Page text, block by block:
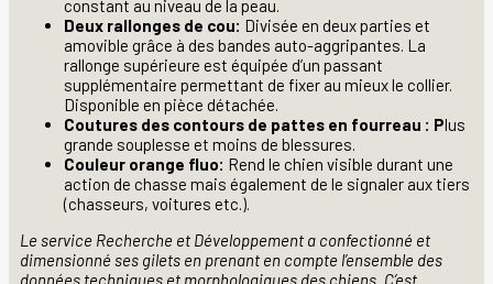
constant au niveau de la peau.
Deux rallonges de cou: Divisée en deux parties et
amovible grâce à des bandes auto-aggripantes. La
rallonge supérieure est équipée d’un passant
supplémentaire permettant de fixer au mieux le collier.
Disponible en pièce détachée.
Coutures des contours de pattes en fourreau : Plus
grande souplesse et moins de blessures.
Couleur orange fluo: Rend le chien visible durant une
action de chasse mais également de le signaler aux tiers
(chasseurs, voitures etc.).
Le service Recherche et Développement a confectionné et
dimensionné ses gilets en prenant en compte l’ensemble des
données techniques et morphologiques des chiens. C’est